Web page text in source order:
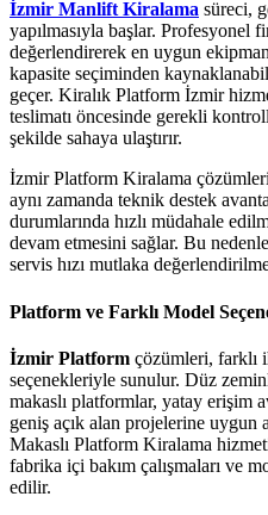
İzmir Manlift Kiralama süreci,
yapılmasıyla başlar. Profesyonel
değerlendirerek en uygun
kapasite seçiminden
geçer. Kiralık Platform İzmir
teslimatı öncesinde gerekli
şekilde sahaya ulaştırır.
İzmir Platform Kiralama
aynı zamanda teknik destek
durumlarında hızlı müdahale
devam etmesini sağlar. Bu
servis hızı mutlaka
Platform ve Farklı Model
İzmir Platform çözümleri, farklı
seçenekleriyle sunulur. Düz
makaslı platformlar, yatay erişim
geniş açık alan projelerine
Makaslı Platform Kiralama
fabrika içi bakım çalışmaları ve
edilir.